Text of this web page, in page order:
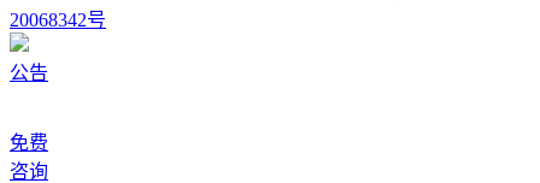
20068342号
公告
免费
咨询